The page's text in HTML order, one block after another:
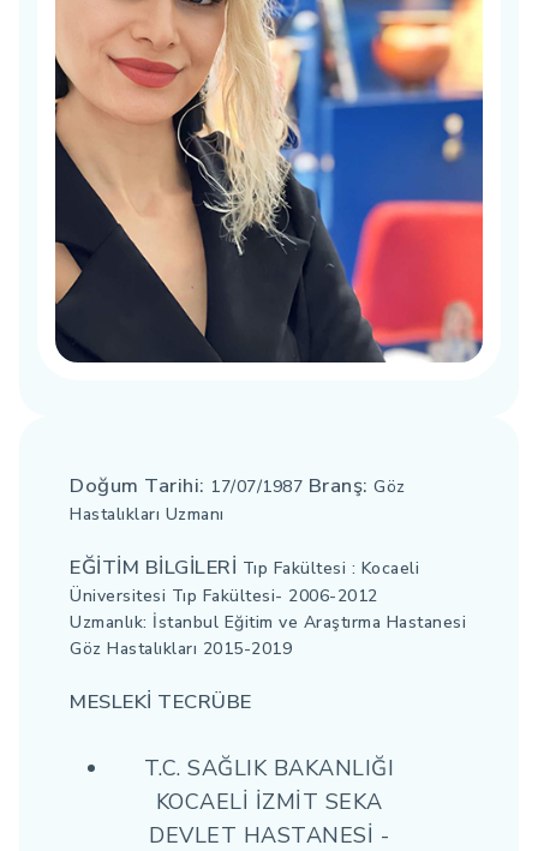
Doğum Tarihi: 17/07/1987 Branş: Göz
Hastalıkları Uzmanı
EĞİTİM BİLGİLERİ Tıp Fakültesi : Kocaeli
Üniversitesi Tıp Fakültesi- 2006-2012
Uzmanlık: İstanbul Eğitim ve Araştırma Hastanesi
Göz Hastalıkları 2015-2019
MESLEKİ TECRÜBE
T.C. SAĞLIK BAKANLIĞI
KOCAELİ İZMİT SEKA
DEVLET HASTANESİ -